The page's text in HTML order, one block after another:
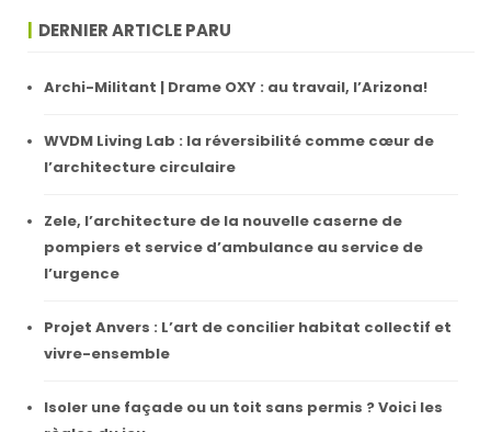
DERNIER ARTICLE PARU
Archi-Militant | Drame OXY : au travail, l’Arizona!
WVDM Living Lab : la réversibilité comme cœur de
l’architecture circulaire
Zele, l’architecture de la nouvelle caserne de
pompiers et service d’ambulance au service de
l’urgence
Projet Anvers : L’art de concilier habitat collectif et
vivre-ensemble
Isoler une façade ou un toit sans permis ? Voici les